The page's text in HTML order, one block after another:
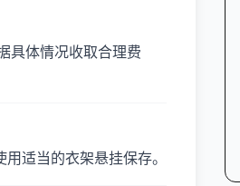
具体情况收取合理费
适当的衣架悬挂保存。